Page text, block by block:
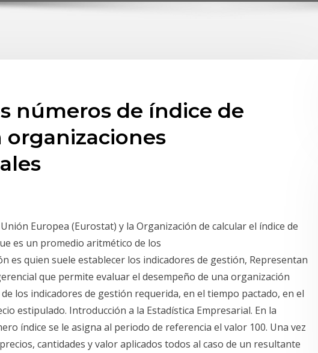
números de índice de
organizaciones
Europea (Eurostat) y la Organización de calcular el índice de
es un promedio aritmético de los
es quien suele establecer los indicadores de gestión, Representan
que permite evaluar el desempeño de una organización
los indicadores de gestión requerida, en el tiempo pactado, en el
estipulado. Introducción a la Estadística Empresarial. En la
índice se le asigna al periodo de referencia el valor 100. Una vez
cantidades y valor aplicados todos al caso de un resultante